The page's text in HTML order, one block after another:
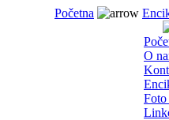
Početna
O
Foto